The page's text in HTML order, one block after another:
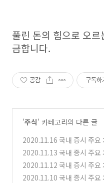
풀린 돈의 힘으로 오
금합니다.
공감 구독하
'주식' 카테고리의 다른 글
2020.11.16 국내 증시 주요
2020.11.13 국내 증시 주요
2020.11.12 국내 증시 주요
2020.11.10 국내 증시 주요